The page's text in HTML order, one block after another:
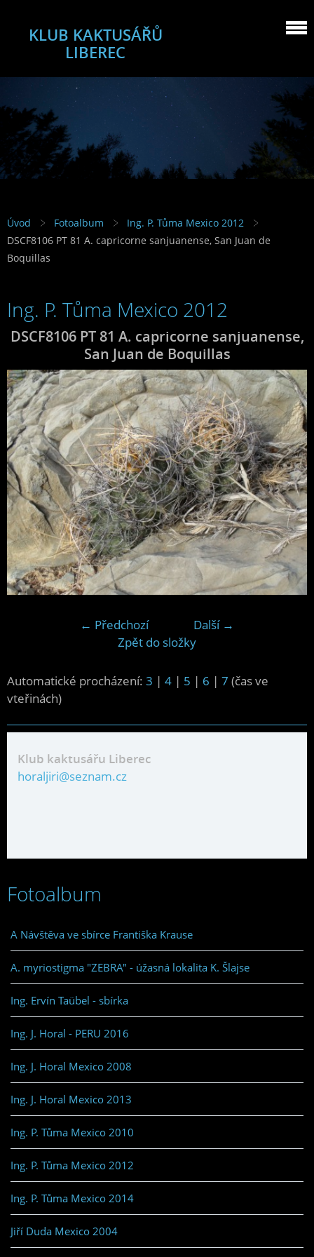
KLUB KAKTUSÁŘŮ
LIBEREC
Úvod Fotoalbum
Ing. P. Tůma Mexico 2012
DSCF8106 PT 81 A. capricorne sanjuanense, San Juan de
Boquillas
Ing. P. Tůma Mexico 2012
DSCF8106 PT 81 A. capricorne sanjuanense,
San Juan de Boquillas
← Předchozí
Další →
Zpět do složky
Automatické procházení: 3 | 4 | 5 | 6 | 7 (čas ve
vteřinách)
Klub kaktusářu Liberec
horaljiri@seznam.cz
Fotoalbum
A Návštěva ve sbírce Františka Krause
A. myriostigma "ZEBRA" - úžasná lokalita K. Šlajse
Ing. Ervín Taübel - sbírka
Ing. J. Horal - PERU 2016
Ing. J. Horal Mexico 2008
Ing. J. Horal Mexico 2013
Ing. P. Tůma Mexico 2010
Ing. P. Tůma Mexico 2012
Ing. P. Tůma Mexico 2014
Jiří Duda Mexico 2004